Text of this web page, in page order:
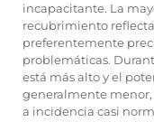
incapacitante. La
recubrimiento
preferentemente
problemáticas.
está más alto y el
generalmente
a incidencia casi